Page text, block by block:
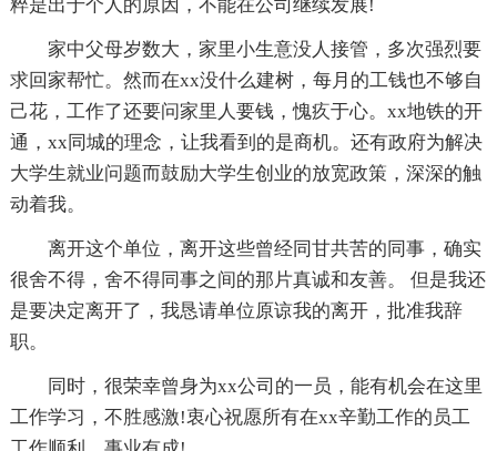
粹是出于个人的原因，不能在公司继续发展!
家中父母岁数大，家里小生意没人接管，多次强烈要
求回家帮忙。然而在xx没什么建树，每月的工钱也不够自
己花，工作了还要问家里人要钱，愧疚于心。xx地铁的开
通，xx同城的理念，让我看到的是商机。还有政府为解决
大学生就业问题而鼓励大学生创业的放宽政策，深深的触
动着我。
离开这个单位，离开这些曾经同甘共苦的同事，确实
很舍不得，舍不得同事之间的那片真诚和友善。 但是我还
是要决定离开了，我恳请单位原谅我的离开，批准我辞
职。
同时，很荣幸曾身为xx公司的一员，能有机会在这里
工作学习，不胜感激!衷心祝愿所有在xx辛勤工作的员工